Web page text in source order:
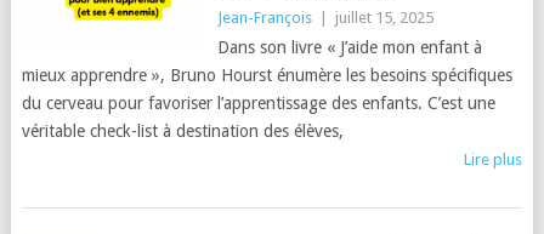
Jean-François juillet 15, 2025
Dans son livre « J’aide mon enfant à
mieux apprendre », Bruno Hourst énumère les besoins spécifiques
du cerveau pour favoriser l’apprentissage des enfants. C’est une
véritable check-list à destination des élèves,
Lire plus